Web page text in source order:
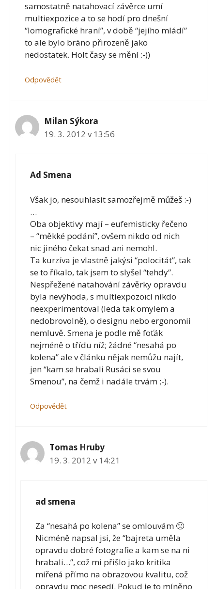
samostatně natahovací závěrce umí
multiexpozice a to se hodí pro dnešní
“lomografické hraní”, v době “jejího mládí”
to ale bylo bráno přirozeně jako
nedostatek. Holt časy se mění :-))
Odpovědět
Milan Sýkora
19. 3. 2012 v 13:56
Ad Smena
Však jo, nesouhlasit samozřejmě můžeš :-)
…
Oba objektivy mají – eufemisticky řečeno
– “měkké podání”, ovšem nikdo od nich
nic jiného čekat snad ani nemohl.
Ta kurzíva je vlastně jakýsi “polocitát”, tak
se to říkalo, tak jsem to slyšel “tehdy”.
Nespřežené natahování závěrky opravdu
byla nevýhoda, s multiexpozoïcí nikdo
neexperimentoval (leda tak omylem a
nedobrovolně), o designu nebo ergonomii
nemluvě. Smena je podle mě foťák
nejméně o třídu níž; žádné “nesahá po
kolena” ale v článku nějak nemůžu najít,
jen “kam se hrabali Rusáci se svou
Smenou”, na čemž i nadále trvám ;-).
Odpovědět
Tomas Hruby
19. 3. 2012 v 14:21
ad smena
Za “nesahá po kolena” se omlouvám 🙁
Nicméně napsal jsi, že “bajreta uměla
opravdu dobré fotografie a kam se na ni
hrabali…”, což mi přišlo jako kritika
mířená přímo na obrazovou kvalitu, což
opravdu moc nesedí. Pokud je to míněno